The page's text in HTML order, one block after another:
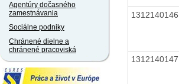
Agentúry dočasného
zamestnávania
Sociálne podniky
Chránené dielne a
chránené pracoviská
1312140146
1312140147